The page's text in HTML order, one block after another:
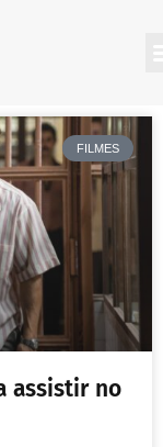
FILMES
assistir no